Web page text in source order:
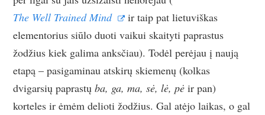
The Well Trained Mind
ir taip pat lietuviškas
elementorius siūlo duoti vaikui skaityti paprastus
žodžius kiek galima anksčiau). Todėl perėjau į naują
etapą – pasigaminau atskirų skiemenų (kolkas
dvigarsių paprastųba, ga, ma, sė, lė, pė ir pan)
korteles ir ėmėm delioti žodžius. Gal atėjo laikas, o gal